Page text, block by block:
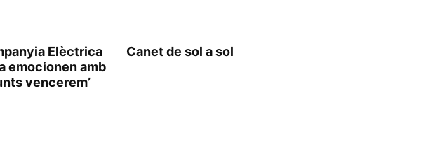
Elèctrica
emocionen amb
vencerem’
Canet de sol a sol